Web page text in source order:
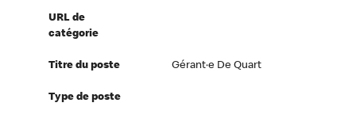
URL de
catégorie
Titre du poste Gérant·e De Quart
Type de poste